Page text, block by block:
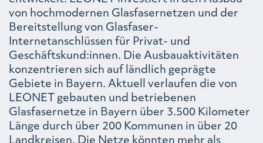
von hochmodernen Glasfasernetzen und der
Bereitstellung von Glasfaser-
Internetanschlüssen für Privat- und
Geschäftskund:innen. Die Ausbauaktivitäten
konzentrieren sich auf ländlich geprägte
Gebiete in Bayern. Aktuell verlaufen die von
LEONET gebauten und betriebenen
Glasfasernetze in Bayern über 3.500 Kilometer
Länge durch über 200 Kommunen in über 20
Landkreisen. Die Netze könnten mehr als